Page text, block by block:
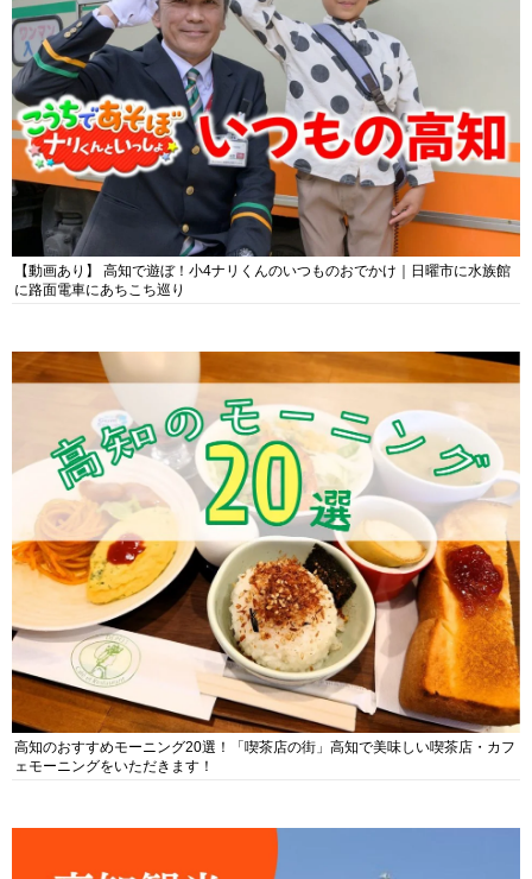
【動画あり】 高知で遊ぼ！小4ナリくんのいつものおでかけ｜日曜市に水族館
に路面電車にあちこち巡り
高知のおすすめモーニング20選！「喫茶店の街」高知で美味しい喫茶店・カフ
ェモーニングをいただきます！